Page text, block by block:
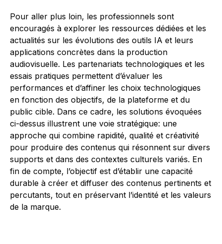
Pour aller plus loin, les professionnels sont
encouragés à explorer les ressources dédiées et les
actualités sur les évolutions des outils IA et leurs
applications concrètes dans la production
audiovisuelle. Les partenariats technologiques et les
essais pratiques permettent d’évaluer les
performances et d’affiner les choix technologiques
en fonction des objectifs, de la plateforme et du
public cible. Dans ce cadre, les solutions évoquées
ci-dessus illustrent une voie stratégique: une
approche qui combine rapidité, qualité et créativité
pour produire des contenus qui résonnent sur divers
supports et dans des contextes culturels variés. En
fin de compte, l’objectif est d’établir une capacité
durable à créer et diffuser des contenus pertinents et
percutants, tout en préservant l’identité et les valeurs
de la marque.